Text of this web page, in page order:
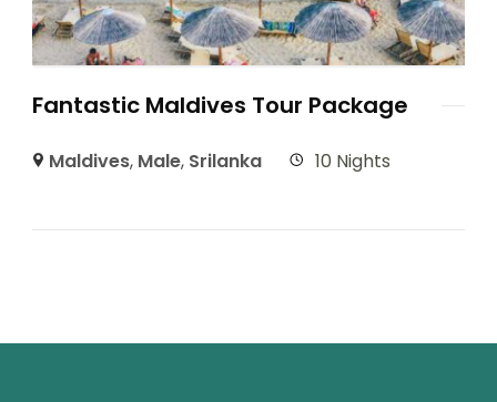
Fantastic Maldives Tour Package
Maldives, Male, Srilanka 10 Nights